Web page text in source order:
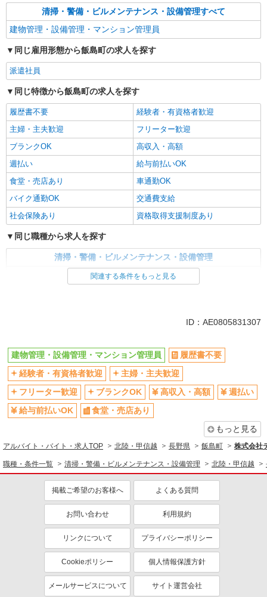
清掃・警備・ビルメンテナンス・設備管理すべて
建物管理・設備管理・マンション管理員
同じ雇用形態から飯島町の求人を探す
派遣社員
同じ特徴から飯島町の求人を探す
履歴書不要
経験者・有資格者歓迎
主婦・主夫歓迎
フリーター歓迎
ブランクOK
高収入・高額
週払い
給与前払いOK
食堂・売店あり
車通勤OK
バイク通勤OK
交通費支給
社会保険あり
資格取得支援制度あり
同じ職種から求人を探す
清掃・警備・ビルメンテナンス・設備管理
建物管理・設備管理・マンション管理員
関連する条件をもっと見る
ID：AE0805831307
建物管理・設備管理・マンション管理員
履歴書不要
経験者・有資格者歓迎
主婦・主夫歓迎
フリーター歓迎
ブランクOK 高収入・高額
週払い
給与前払いOK
食堂・売店あり
もっと見る
アルバイト・バイト・求人TOP 北陸・甲信越 長野県 飯島町 株式会社
職種・条件一覧 清掃・警備・ビルメンテナンス・設備管理 北陸・甲信越
掲載ご希望のお客様へ よくある質問
お問い合わせ 利用規約
リンクについて プライバシーポリシー
Cookieポリシー 個人情報保護方針
メールサービスについて サイト運営会社